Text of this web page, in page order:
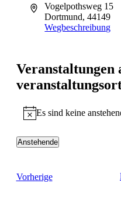
AdresseVogelpothsweg 15
Dortmund, 44149
Wegbeschreibung
Veranstaltungen
Hinweis
Es sind keine
Anstehende
VorherigeVeranstaltungen